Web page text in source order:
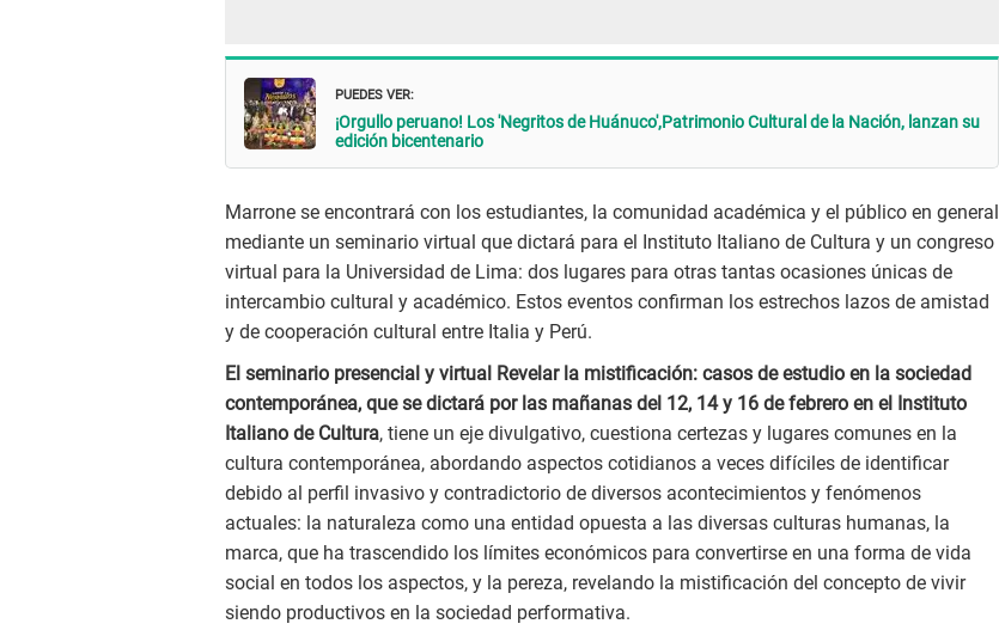
PUEDES VER:
¡Orgullo peruano! Los 'Negritos de Huánuco',Patrimonio Cultural de la Nación, lanzan su
edición bicentenario
Marrone se encontrará con los estudiantes, la comunidad académica y el público en general
mediante un seminario virtual que dictará para el Instituto Italiano de Cultura y un congreso
virtual para la Universidad de Lima: dos lugares para otras tantas ocasiones únicas de
intercambio cultural y académico. Estos eventos confirman los estrechos lazos de amistad
y de cooperación cultural entre Italia y Perú.
El seminario presencial y virtual Revelar la mistificación: casos de estudio en la sociedad
contemporánea, que se dictará por las mañanas del 12, 14 y 16 de febrero en el Instituto
Italiano de Cultura, tiene un eje divulgativo, cuestiona certezas y lugares comunes en la
cultura contemporánea, abordando aspectos cotidianos a veces difíciles de identificar
debido al perfil invasivo y contradictorio de diversos acontecimientos y fenómenos
actuales: la naturaleza como una entidad opuesta a las diversas culturas humanas, la
marca, que ha trascendido los límites económicos para convertirse en una forma de vida
social en todos los aspectos, y la pereza, revelando la mistificación del concepto de vivir
siendo productivos en la sociedad performativa.